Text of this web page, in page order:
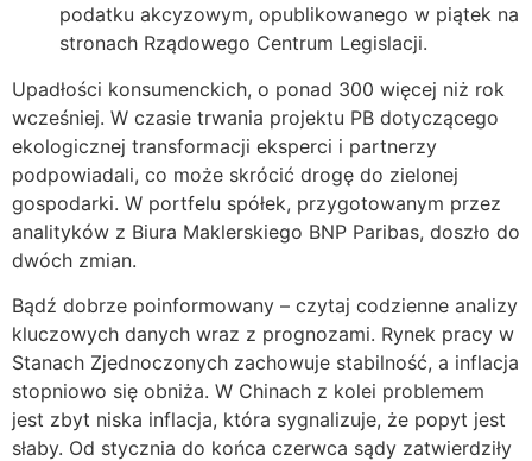
podatku akcyzowym, opublikowanego w piątek na
stronach Rządowego Centrum Legislacji.
Upadłości konsumenckich, o ponad 300 więcej niż rok
wcześniej. W czasie trwania projektu PB dotyczącego
ekologicznej transformacji eksperci i partnerzy
podpowiadali, co może skrócić drogę do zielonej
gospodarki. W portfelu spółek, przygotowanym przez
analityków z Biura Maklerskiego BNP Paribas, doszło do
dwóch zmian.
Bądź dobrze poinformowany – czytaj codzienne analizy
kluczowych danych wraz z prognozami. Rynek pracy w
Stanach Zjednoczonych zachowuje stabilność, a inflacja
stopniowo się obniża. W Chinach z kolei problemem
jest zbyt niska inflacja, która sygnalizuje, że popyt jest
słaby. Od stycznia do końca czerwca sądy zatwierdziły